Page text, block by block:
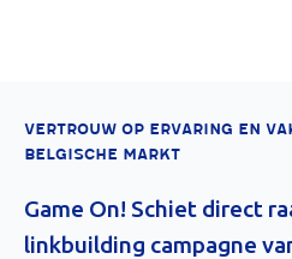
VERTROUW OP ERVARING EN
BELGISCHE MARKT
Game On! Schiet direct
linkbuilding campagne